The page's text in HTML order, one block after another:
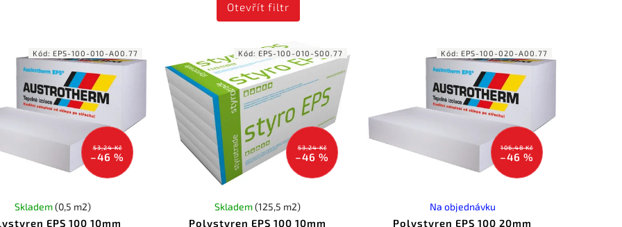
Otevřít filtr
53,24 Kč
–46 %
EPS 100 10mm
Skladem(0,5 m2)
Kód: EPS-100-010-A00.77
53,24 Kč
–46 %
Polystyren EPS 100 10mm
Skladem(125,5 m2)
Kód: EPS-100-010-S00.77
106,48 Kč
–46 %
Polystyren EPS 100 20mm
Na objednávku
Kód: EPS-100-020-A00.77